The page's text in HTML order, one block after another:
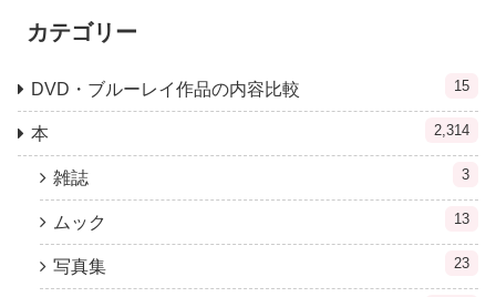
カテゴリー
DVD・ブルーレイ作品の内容比較 15
本 2,314
雑誌 3
ムック 13
写真集 23